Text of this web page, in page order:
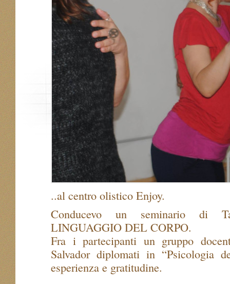
..al centro olistico Enjoy.
Conducevo un seminario di
LINGUAGGIO DEL CORPO.
Fra i partecipanti un gruppo
Salvador diplomati in “Psicologia
esperienza e gratitudine.